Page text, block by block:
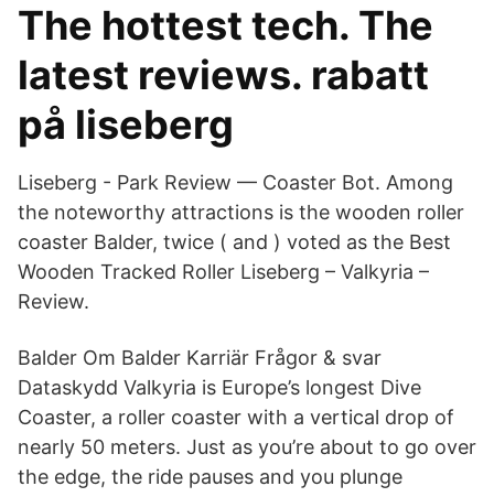
The hottest tech. The
latest reviews. rabatt
på liseberg
Liseberg - Park Review — Coaster Bot. Among
the noteworthy attractions is the wooden roller
coaster Balder, twice ( and ) voted as the Best
Wooden Tracked Roller Liseberg – Valkyria –
Review.
Balder Om Balder Karriär Frågor & svar
Dataskydd Valkyria is Europe’s longest Dive
Coaster, a roller coaster with a vertical drop of
nearly 50 meters. Just as you’re about to go over
the edge, the ride pauses and you plunge